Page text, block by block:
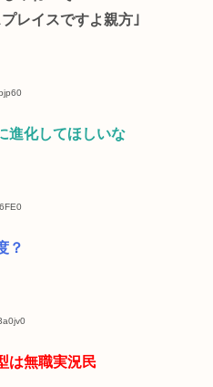
レイスですよ親方｣
進化してほしいな
？
は無職実況民